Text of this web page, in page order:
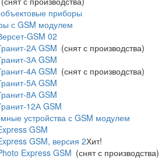
приборы
с GSM модулем
GSM 02
2А GSM (снят с производства)
3А GSM
4А GSM (снят с производства)
5А GSM
8А GSM
12А GSM
устройства с GSM модулем
GSM
GSM, версия 2Хит!
Express GSM (снят с производства)